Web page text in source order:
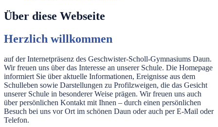
Über diese Webseite
Herzlich willkommen
auf der Internetpräsenz des Geschwister-Scholl-Gymnasiums Daun.
Wir freuen uns über das Interesse an unserer Schule. Die Homepage
informiert Sie über aktuelle Informationen, Ereignisse aus dem
Schulleben sowie Darstellungen zu Profilzweigen, die das Gesicht
unserer Schule in besonderer Weise prägen. Wir freuen uns auch
über persönlichen Kontakt mit Ihnen – durch einen persönlichen
Besuch bei uns vor Ort im schönen Daun oder auch per E-Mail oder
Telefon.